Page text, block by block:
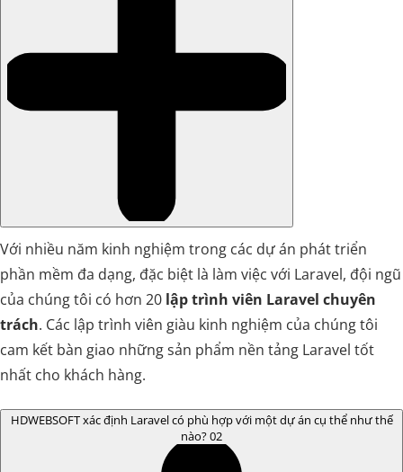
Với nhiều năm kinh nghiệm trong các dự án phát triển
phần mềm đa dạng, đặc biệt là làm việc với Laravel, đội ngũ
của chúng tôi có hơn 20 lập trình viên Laravel chuyên
trách. Các lập trình viên giàu kinh nghiệm của chúng tôi
cam kết bàn giao những sản phẩm nền tảng Laravel tốt
nhất cho khách hàng.
HDWEBSOFT xác định Laravel có phù hợp với một dự án cụ thể như thế
nào?02